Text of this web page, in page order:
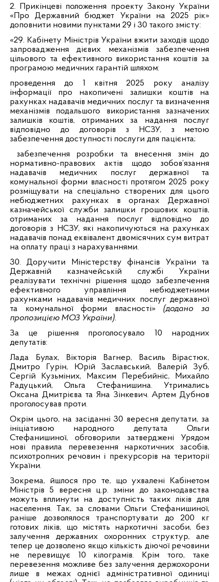
2. Прикінцеві положення проекту Закону України
«Про Державний бюджет України на 2025 рік»
доповнити новими пунктами 29 і 30 такого змісту:
«29. Кабінету Міністрів України вжити заходів щодо
запровадження дієвих механізмів забезпечення
цільового та ефективного використання коштів за
програмою медичних гарантій шляхом:
проведення до 1 квітня 2025 року аналізу
інформації про накопичені залишки коштів на
рахунках надавачів медичних послуг та визначення
механізмів подальшого використання зазначених
залишків коштів, отриманих за надання послуг
відповідно до договорів з НСЗУ, з метою
забезпечення доступності послуги для пацієнта;
забезпечення розробки та внесення змін до
нормативно-правових актів щодо зобов’язання
надавачів медичних послуг державної та
комунальної форми власності протягом 2025 року
розміщувати на спеціально створених для цього
небюджетних рахунках в органах Державної
казначейської служби залишки грошових коштів,
отриманих за надання послуг відповідно до
договорів з НСЗУ, які накопичуються на рахунках
надавачів понад еквівалент двомісячних сум витрат
на оплату праці з нарахуваннями.
30. Доручити Міністерству фінансів України та
Державній казначейській службі України
реалізувати технічні рішення щодо забезпечення
ефективного управління небюджетними
рахунками надавачів медичних послуг державної
та комунальної форми власності» (додано за
пропозицією МОЗ України).
За це рішення проголосувало 10 народних
депутатів:
Лада Булах, Вікторія Вагнер, Василь Вірастюк,
Дмитро Гурін, Юрій Заславський, Валерій Зуб,
Сергій Кузьміних, Максим Перебийніс, Михайло
Радуцький, Ольга Стефанишина. Утримались
Оксана Дмитрієва та Яна Зінкевич. Артем Дубнов
проголосував проти.
Окрім цього, на засіданні 30 вересня депутати, за
ініціативою народного депутата Ольги
Стефанишиної, обговорили затверджені Урядом
нові правила перевезення наркотичних засобів,
психотропних речовин і прекурсорів на території
України.
Зокрема, йшлося про те, що ухвалені Кабінетом
Міністрів 5 вересня ц.р. зміни до законодавства
можуть вплинути на доступність таких ліків для
населення. Так, за словами Ольги Стефанишиної,
раніше дозволялося транспортувати до 200 кг
готових ліків, що містять наркотичні засоби, без
залучення державних охоронних структур, але
тепер це дозволено якщо кількість діючої речовини
не перевищує 10 кілограмів. Крім того, таке
перевезення можливе без залучення держохорони
лише в межах однієї адміністративної одиниці